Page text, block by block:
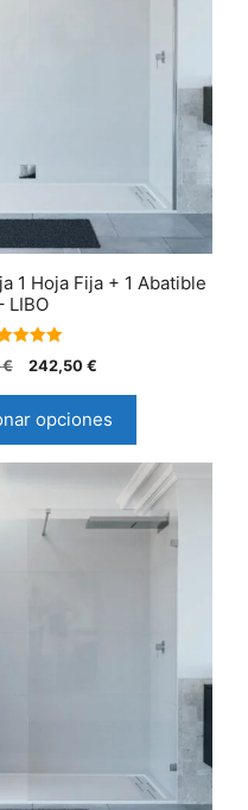
1 Hoja Fija + 1 Abatible
LIBO
5.00
de 5
€ 242,50 €
opciones